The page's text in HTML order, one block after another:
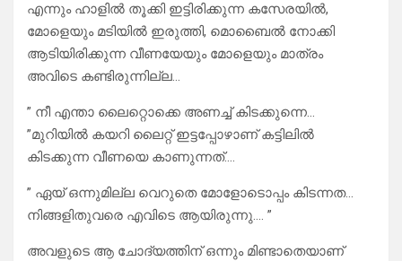
എന്നും ഹാളിൽ തൂക്കി ഇട്ടിരിക്കുന്ന കസേരയിൽ,
മോളെയും മടിയിൽ ഇരുത്തി, മൊബൈൽ നോക്കി
ആടിയിരിക്കുന്ന വീണയേയും മോളെയും മാത്രം
അവിടെ കണ്ടിരുന്നില്ല…
” നീ എന്താ ലൈറ്റൊക്കെ അണച്ച് കിടക്കുന്നെ…
”മുറിയിൽ കയറി ലൈറ്റ് ഇട്ടപ്പോഴാണ് കട്ടിലിൽ
കിടക്കുന്ന വീണയെ കാണുന്നത്….
” ഏയ്‌ ഒന്നുമില്ല വെറുതെ മോളോടൊപ്പം കിടന്നത…
നിങ്ങളിതുവരെ എവിടെ ആയിരുന്നു…. ”
അവളുടെ ആ ചോദ്യത്തിന് ഒന്നും മിണ്ടാതെയാണ്